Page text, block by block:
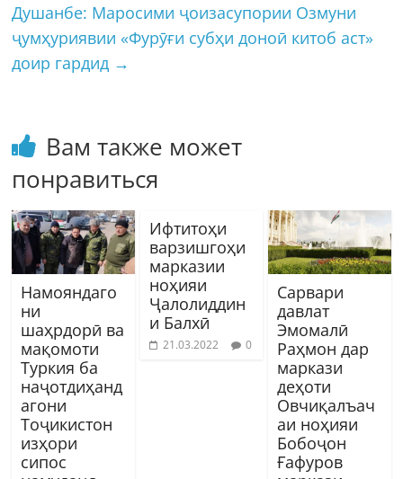
Душанбе: Маросими ҷоизасупории Озмуни
ҷумҳуриявии «Фурӯғи субҳи доноӣ китоб аст»
доир гардид →
Вам также может
понравиться
Намояндаго
ни
шаҳрдорӣ ва
мақомоти
Туркия ба
наҷотдиҳанд
агони
Тоҷикистон
изҳори
сипос
Ифтитоҳи
варзишгоҳи
марказии
ноҳияи
Ҷалолиддин
и Балхӣ
21.03.2022 0
Сарвари
давлат
Эмомалӣ
Раҳмон дар
маркази
деҳоти
Овчиқалъач
аи ноҳияи
Бобоҷон
Ғафуров